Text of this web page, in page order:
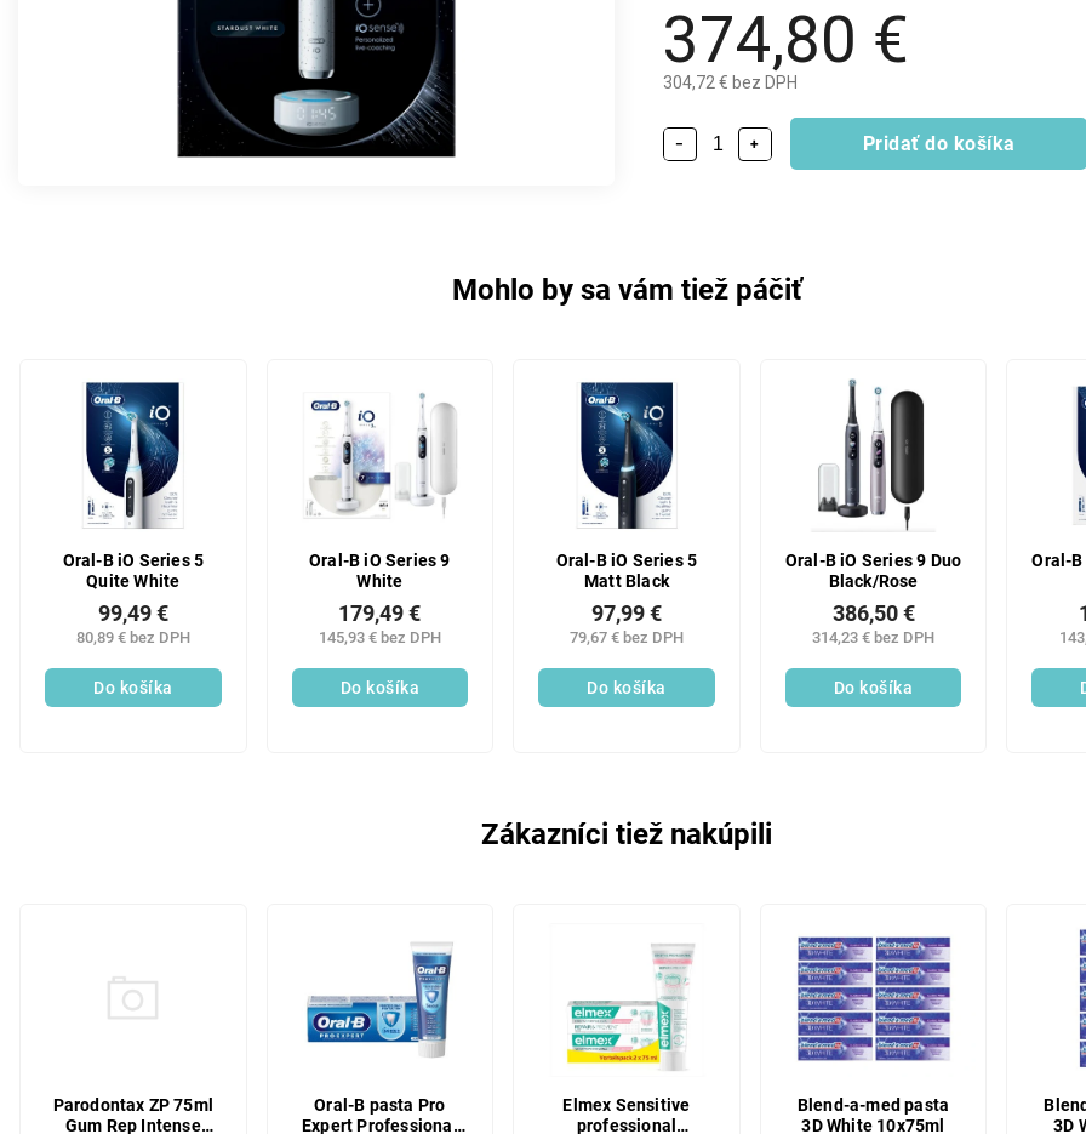
374,80 €
304,72 € bez DPH
+
− Pridať do košíka
Mohlo by sa vám tiež páčiť
Oral-B iO Series 5
Quite White
80,89 € bez DPH
99,49 €
Do košíka
Oral-B iO Series 9
White
145,93 € bez DPH
179,49 €
Do košíka
Oral-B iO Series 5
Matt Black
79,67 € bez DPH
97,99 €
Do košíka
Oral-B iO Series 9 Duo
Black/Rose
314,23 € bez DPH
386,50 €
Do košíka
Oral-B
Zákazníci tiež nakúpili
Parodontax ZP 75ml
Gum Rep Intense
Oral-B pasta Pro
Expert Professional
Elmex Sensitive
professional
Blend-a-med pasta
3D White 10x75ml
3D